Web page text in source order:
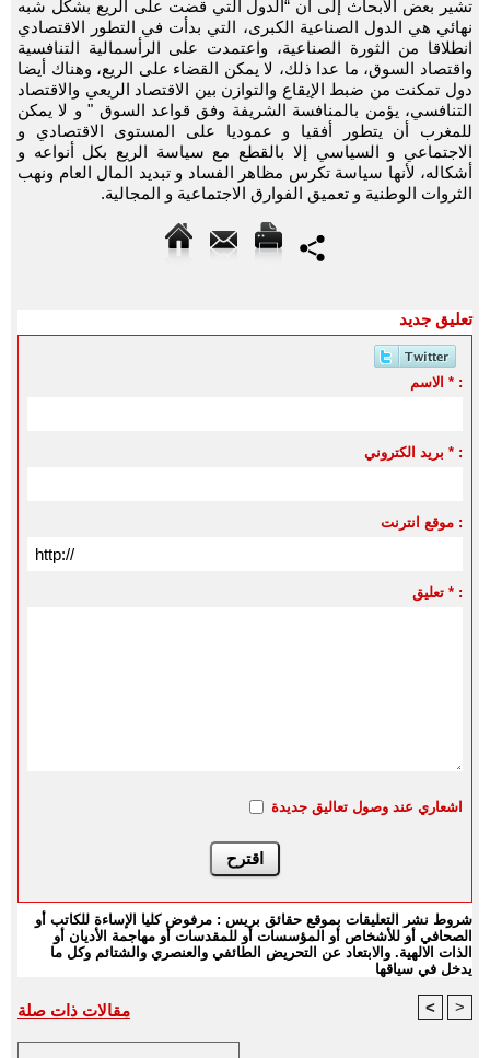
تشير بعض الأبحاث إلى أن “الدول التي قضت على الريع بشكل شبه
نهائي هي الدول الصناعية الكبرى، التي بدأت في التطور الاقتصادي
انطلاقا من الثورة الصناعية، واعتمدت على الرأسمالية التنافسية
واقتصاد السوق، ما عدا ذلك، لا يمكن القضاء على الريع، وهناك أيضا
دول تمكنت من ضبط الإيقاع والتوازن بين الاقتصاد الريعي والاقتصاد
التنافسي، يؤمن بالمنافسة الشريفة وفق قواعد السوق " و لا يمكن
للمغرب أن يتطور أفقيا و عموديا على المستوى الاقتصادي و
الاجتماعي و السياسي إلا بالقطع مع سياسة الريع بكل أنواعه و
أشكاله، لأنها سياسة تكرس مظاهر الفساد و تبديد المال العام ونهب
الثروات الوطنية و تعميق الفوارق الاجتماعية و المجالية.
تعليق جديد
الاسم * :
بريد الكتروني * :
موقع انترنت :
تعليق * :
اشعاري عند وصول تعاليق جديدة
شروط نشر التعليقات بموقع حقائق بريس : مرفوض كليا الإساءة للكاتب أو
الصحافي أو للأشخاص أو المؤسسات أو للمقدسات أو مهاجمة الأديان أو
الذات الالهية. والابتعاد عن التحريض الطائفي والعنصري والشتائم وكل ما
يدخل في سياقها
مقالات ذات صلة < >